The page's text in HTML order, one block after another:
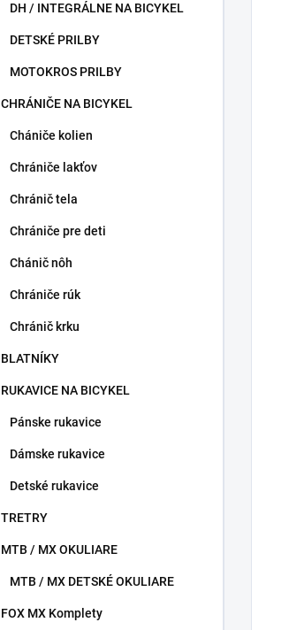
DH / INTEGRÁLNE NA BICYKEL
DETSKÉ PRILBY
MOTOKROS PRILBY
CHRÁNIČE NA BICYKEL
Chániče kolien
Chrániče lakťov
Chránič tela
Chrániče pre deti
Chánič nôh
Chrániče rúk
Chránič krku
BLATNÍKY
RUKAVICE NA BICYKEL
Pánske rukavice
Dámske rukavice
Detské rukavice
TRETRY
MTB / MX OKULIARE
MTB / MX DETSKÉ OKULIARE
FOX MX Komplety